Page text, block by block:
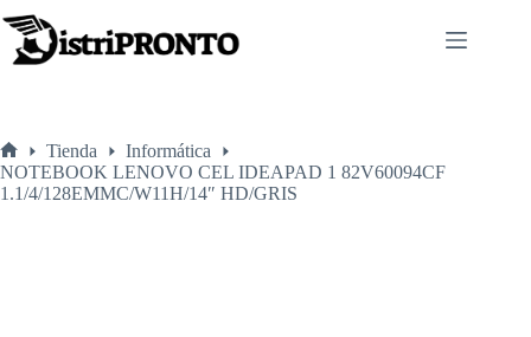
al
contenido
Inicio
Tienda
Informática
NOTEBOOK LENOVO CEL IDEAPAD 1 82V60094CF
1.1/4/128EMMC/W11H/14″ HD/GRIS